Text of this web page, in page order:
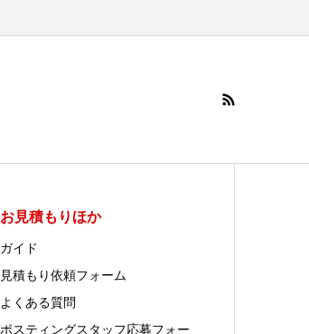
お見積もりほか
ガイド
見積もり依頼フォーム
よくある質問
ポスティングスタッフ応募フォー